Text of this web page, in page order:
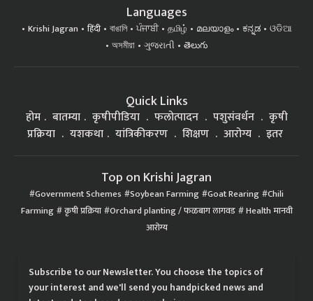
Languages
Krishi Jagran हिंदी বাঙালি ਪੰਜਾਬੀ தமிழ் മലയാളം ಕನ್ನಡ
ଓଡିଆ
অসমীয়া
ગુજરાતી తెలుగు
Quick Links
होम बातम्या कृषीपीडिया फलोत्पादन पशुसंवर्धन
कृषी
प्रक्रिया
यशकथा यांत्रिकीकरण शिक्षण आरोग्य इतर
Top on Krishi Jagran
Government Schemes Soybean Farming Goat Rearing Chili
Farming कृषी प्रक्रिया Orchard planting / फळबाग लागवड Health मानवी
आरोग्य
Subscribe to our Newsletter. You choose the topics of
your interest and we'll send you handpicked news and